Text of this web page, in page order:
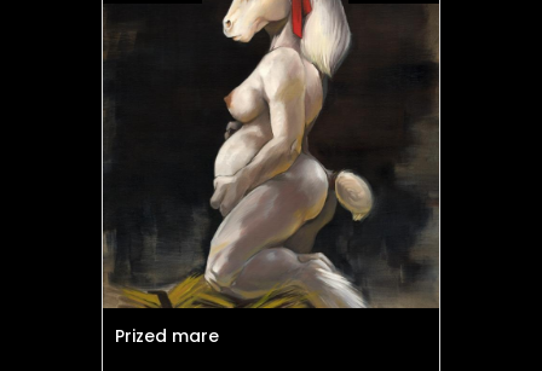
Prized mare